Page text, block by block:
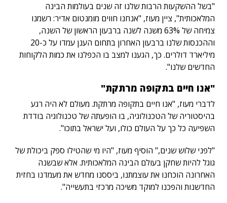
"בשל ההשקעות הרבות שלנו זה שנים בעולמות הבינה
המלאכותית", ציין מעוז, "אנחנו חווים מומנטום אדיר: רשמנו
צמיחה של 63% משנה לשנה ברבעון הראשון של השנה,
וההכנסות שלנו ברבעון האחרון בתחום הענן עמדו על כ-20
מיליארד דולרים. כך, הגענו למצב בו הכפלנו את כמות הלקוחות
החדשים שלנו".
"אנו חיים בתקופה מרתקת"
לדברי מעוז, "אנו חיים בתקופה מרתקת. מעולם לא היה רגע
בהיסטוריה של הטכנולוגיה, בו הופעתה של טכנולוגיה בודדת
השפיעה כל כך על העולם כולו, ועל ישראל בתוכו".
"לפני שלוש שנים," הוסיף מעוז, "היו מי שהטילו ספק ביכולת של
גוגל להיות שחקן בעולם הבינה המלאכותית. אלא שבשנה
האחרונה הוכחנו את עוצמתנו, ביססנו מחדש את מעמדנו בחזית
החדשנות והפכנו למוקד משיכה מרכזי בתעשייה".